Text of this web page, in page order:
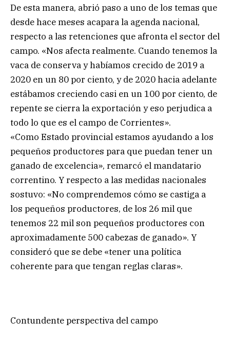
De esta manera, abrió paso a uno de los temas que
desde hace meses acapara la agenda nacional,
respecto a las retenciones que afronta el sector del
campo. «Nos afecta realmente. Cuando tenemos la
vaca de conserva y habíamos crecido de 2019 a
2020 en un 80 por ciento, y de 2020 hacia adelante
estábamos creciendo casi en un 100 por ciento, de
repente se cierra la exportación y eso perjudica a
todo lo que es el campo de Corrientes».
«Como Estado provincial estamos ayudando a los
pequeños productores para que puedan tener un
ganado de excelencia», remarcó el mandatario
correntino. Y respecto a las medidas nacionales
sostuvo: «No comprendemos cómo se castiga a
los pequeños productores, de los 26 mil que
tenemos 22 mil son pequeños productores con
aproximadamente 500 cabezas de ganado». Y
consideró que se debe «tener una política
coherente para que tengan reglas claras».
Contundente perspectiva del campo